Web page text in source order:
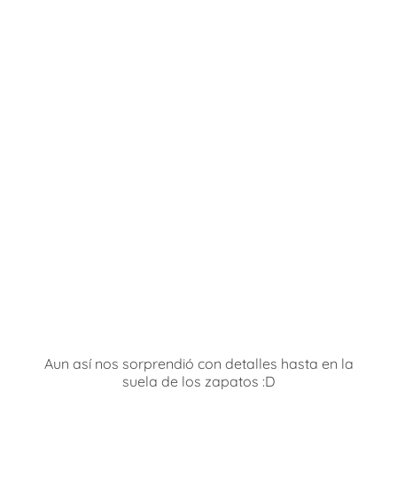
Aun así nos sorprendió con detalles hasta en la
suela de los zapatos :D